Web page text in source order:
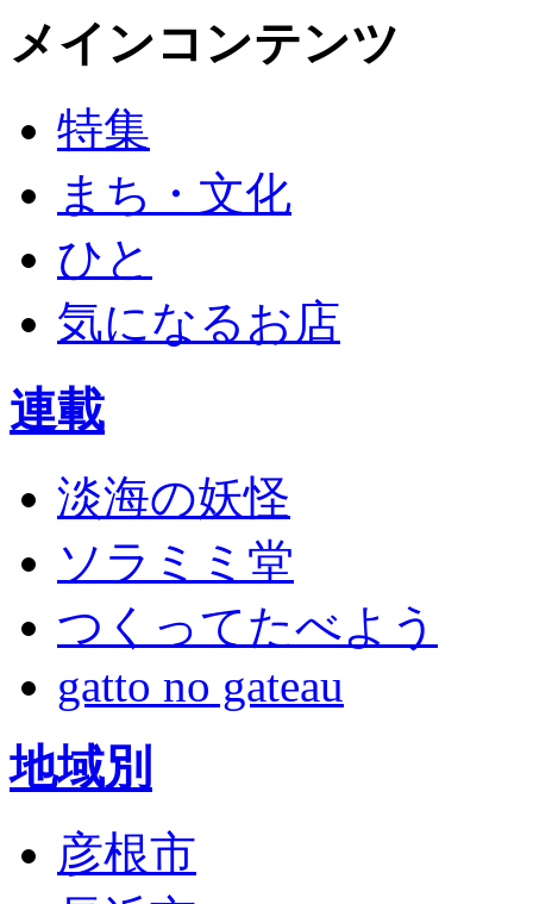
メインコンテンツ
特集
まち・文化
ひと
気になるお店
連載
淡海の妖怪
ソラミミ堂
つくってたべよう
gatto no gateau
地域別
彦根市